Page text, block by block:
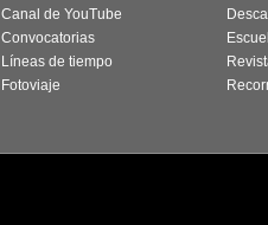
Canal de YouTube
Convocatorias
Líneas de tiempo
Fotoviaje